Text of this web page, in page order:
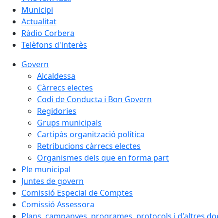
Municipi
Actualitat
Ràdio Corbera
Telèfons d'interès
Govern
Alcaldessa
Càrrecs electes
Codi de Conducta i Bon Govern
Regidories
Grups municipals
Cartipàs organització política
Retribucions càrrecs electes
Organismes dels que en forma part
Ple municipal
Juntes de govern
Comissió Especial de Comptes
Comissió Assessora